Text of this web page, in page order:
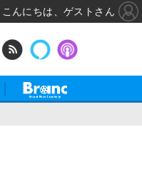
こんにちは、ゲストさん